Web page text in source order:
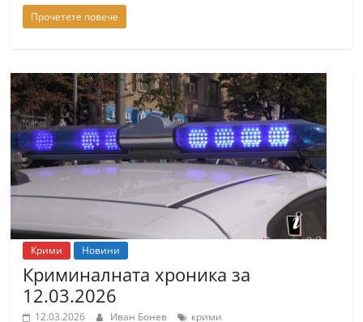
Прочетете повече
Крими Новини
Криминалната хроника за
12.03.2026
12.03.2026 Иван Бонев крими